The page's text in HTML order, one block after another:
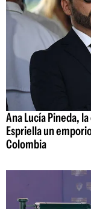
Ana Lucía Pineda,
Espriella un
Colombia